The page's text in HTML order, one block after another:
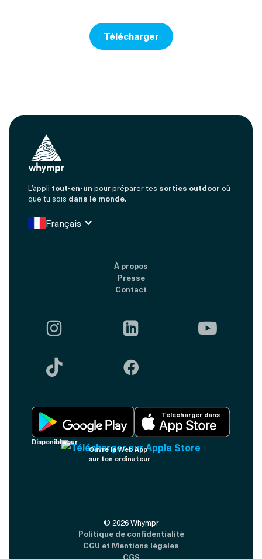
Télécharger
L’appli tout-en-un pour préparer tes sorties outdoor où
que tu sois dans le monde.
Français
À propos
Presse
Contact
  
 
Disponible sur
Télécharger dans
Ouvre la Web App
sur ton ordinateur
© 2026Whympr
Politique de confidentialité
CGU et Mentions légales
CGS